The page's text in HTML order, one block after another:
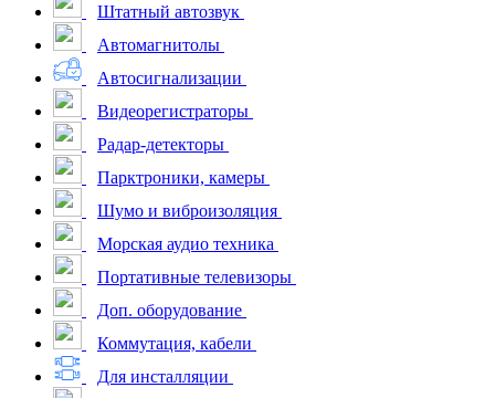
Штатный автозвук
Автомагнитолы
Автосигнализации
Видеорегистраторы
Радар-детекторы
Парктроники, камеры
Шумо и виброизоляция
Морская аудио техника
Портативные телевизоры
Доп. оборудование
Коммутация, кабели
Для инсталляции